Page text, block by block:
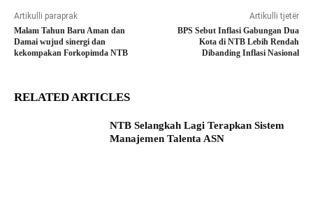
Artikulli paraprak
Malam Tahun Baru Aman dan
Damai wujud sinergi dan
kekompakan Forkopimda NTB
Artikulli tjetër
BPS Sebut Inflasi Gabungan Dua
Kota di NTB Lebih Rendah
Dibanding Inflasi Nasional
RELATED ARTICLES
NTB Selangkah Lagi Terapkan Sistem
Manajemen Talenta ASN